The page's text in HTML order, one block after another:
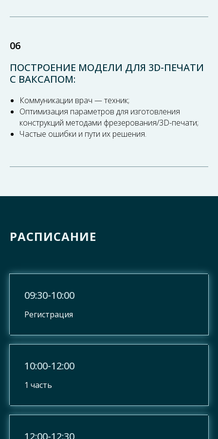
06
ПОСТРОЕНИЕ МОДЕЛИ ДЛЯ 3D-ПЕЧАТИ
С ВАКСАПОМ:
Коммуникации врач — техник;
Оптимизация параметров для изготовления
конструкций методами фрезерования/3D-печати;
Частые ошибки и пути их решения.
РАСПИСАНИЕ
09:30-10:00
Регистрация
10:00-12:00
1 часть